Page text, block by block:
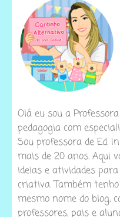
Olá eu sou a
pedagogia com
Sou professora de Ed.
mais de 20 anos. Aqui
ideias e atividades
criativa. Também
mesmo nome do blog,
professores, pais e